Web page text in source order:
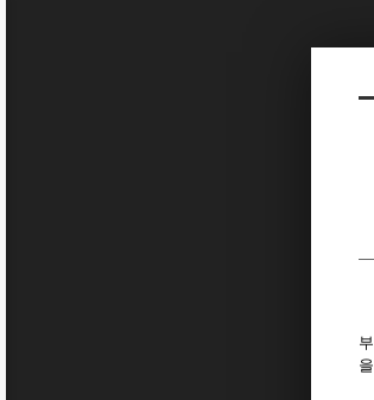
Sketchbook5, 스케치
Sketchbook5, 스케치